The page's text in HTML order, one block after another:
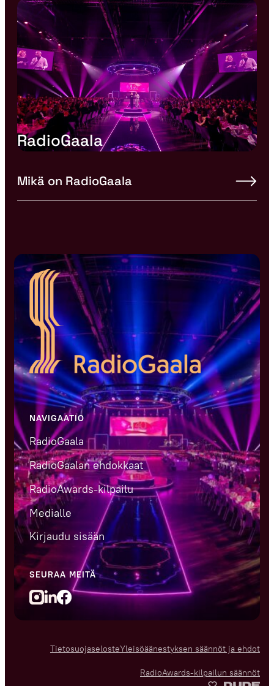
RadioGaala
Mikä on RadioGaala
NAVIGAATIO
RadioGaala
RadioGaalan ehdokkaat
RadioAwards-kilpailu
Medialle
Kirjaudu sisään
SEURAA MEITÄ
TietosuojaselosteYleisöäänestyksen säännöt ja ehdot
RadioAwards-kilpailun säännöt